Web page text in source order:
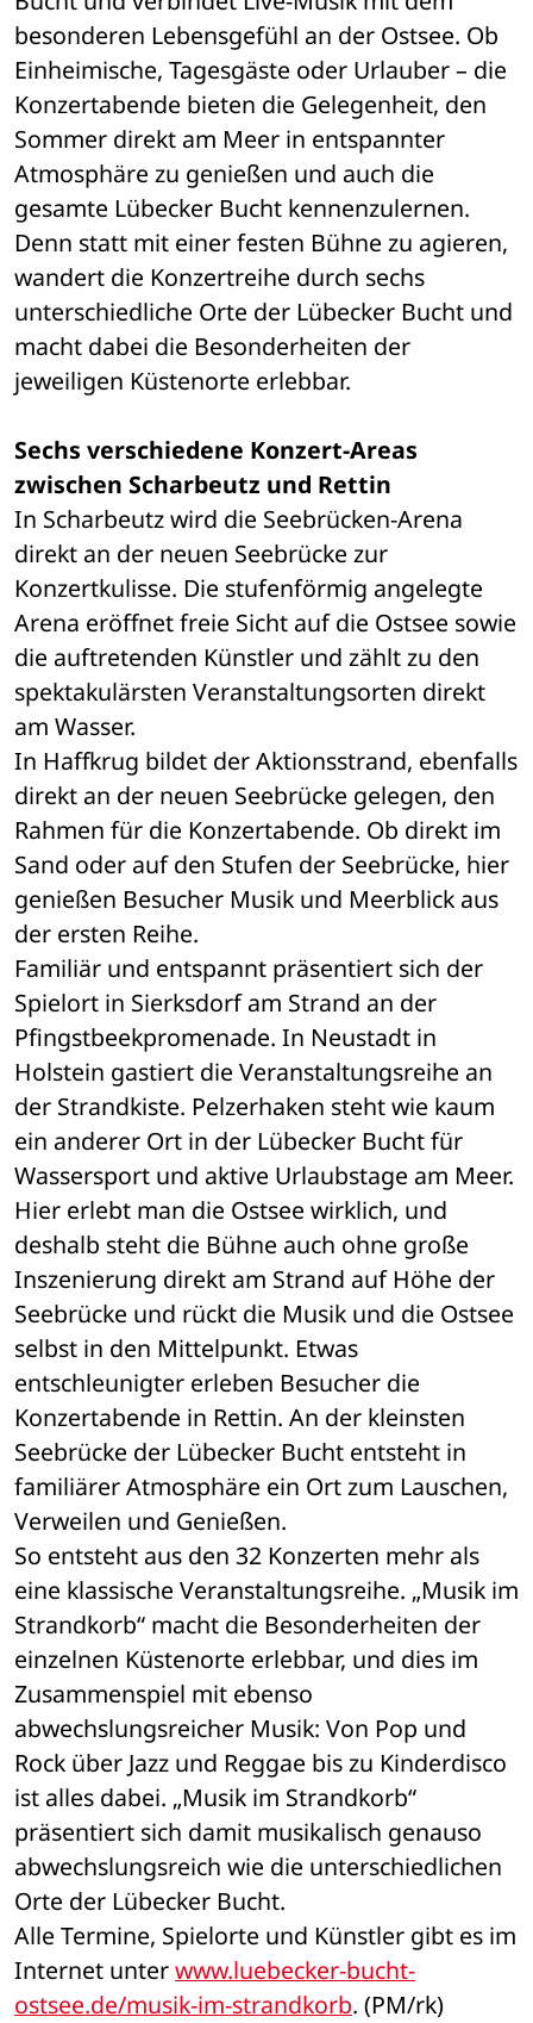
besonderen Lebensgefühl an der Ostsee. Ob
Einheimische, Tagesgäste oder Urlauber – die
Konzertabende bieten die Gelegenheit, den
Sommer direkt am Meer in entspannter
Atmosphäre zu genießen und auch die
gesamte Lübecker Bucht kennenzulernen.
Denn statt mit einer festen Bühne zu agieren,
wandert die Konzertreihe durch sechs
unterschiedliche Orte der Lübecker Bucht und
macht dabei die Besonderheiten der
jeweiligen Küstenorte erlebbar.
Sechs verschiedene Konzert-Areas
zwischen Scharbeutz und Rettin
In Scharbeutz wird die Seebrücken-Arena
direkt an der neuen Seebrücke zur
Konzertkulisse. Die stufenförmig angelegte
Arena eröffnet freie Sicht auf die Ostsee sowie
die auftretenden Künstler und zählt zu den
spektakulärsten Veranstaltungsorten direkt
am Wasser.
In Haffkrug bildet der Aktionsstrand, ebenfalls
direkt an der neuen Seebrücke gelegen, den
Rahmen für die Konzertabende. Ob direkt im
Sand oder auf den Stufen der Seebrücke, hier
genießen Besucher Musik und Meerblick aus
der ersten Reihe.
Familiär und entspannt präsentiert sich der
Spielort in Sierksdorf am Strand an der
Pfingstbeekpromenade. In Neustadt in
Holstein gastiert die Veranstaltungsreihe an
der Strandkiste. Pelzerhaken steht wie kaum
ein anderer Ort in der Lübecker Bucht für
Wassersport und aktive Urlaubstage am Meer.
Hier erlebt man die Ostsee wirklich, und
deshalb steht die Bühne auch ohne große
Inszenierung direkt am Strand auf Höhe der
Seebrücke und rückt die Musik und die Ostsee
selbst in den Mittelpunkt. Etwas
entschleunigter erleben Besucher die
Konzertabende in Rettin. An der kleinsten
Seebrücke der Lübecker Bucht entsteht in
familiärer Atmosphäre ein Ort zum Lauschen,
Verweilen und Genießen.
So entsteht aus den 32 Konzerten mehr als
eine klassische Veranstaltungsreihe. „Musik im
Strandkorb“ macht die Besonderheiten der
einzelnen Küstenorte erlebbar, und dies im
Zusammenspiel mit ebenso
abwechslungsreicher Musik: Von Pop und
Rock über Jazz und Reggae bis zu Kinderdisco
ist alles dabei. „Musik im Strandkorb“
präsentiert sich damit musikalisch genauso
abwechslungsreich wie die unterschiedlichen
Orte der Lübecker Bucht.
Alle Termine, Spielorte und Künstler gibt es im
Internet unter www.luebecker-bucht-
ostsee.de/musik-im-strandkorb. (PM/rk)